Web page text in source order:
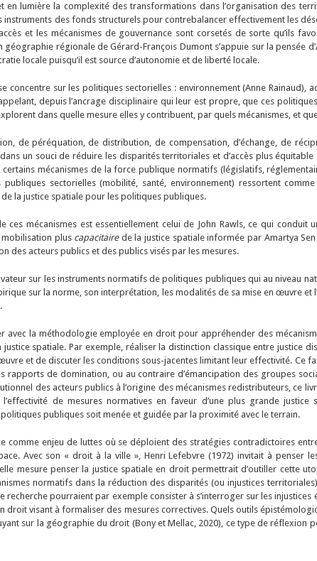
en lumière la complexité des transformations dans l’organisation des
instruments des fonds structurels pour contrebalancer effectivement les
et les mécanismes de gouvernance sont corsetés de sorte qu’ils
régionale de Gérard-François Dumont s’appuie sur la pensée
locale puisqu’il est source d’autonomie et de liberté locale.
concentre sur les politiques sectorielles : environnement (Anne Rainaud),
depuis l’ancrage disciplinaire qui leur est propre, que ces
dans quelle mesure elles y contribuent, par quels mécanismes, et
de péréquation, de distribution, de compensation, d’échange, de
un souci de réduire les disparités territoriales et d’accès plus
mécanismes de la force publique normatifs (législatifs,
sectorielles (mobilité, santé, environnement) ressortent
la justice spatiale pour les politiques publiques.
mécanismes est essentiellement celui de John Rawls, ce qui conduit
plus capacitairede la justice spatiale informée par Amartya
des acteurs publics et des publics visés par les mesures.
sur les instruments normatifs de politiques publiques qui au niveau
sur la norme, son interprétation, les modalités de sa mise en œuvre et
la méthodologie employée en droit pour appréhender des
spatiale. Par exemple, réaliser la distinction classique entre justice
et de discuter les conditions sous-jacentes limitant leur effectivité. Ce
de domination, ou au contraire d’émancipation des groupes
des acteurs publics à l’origine des mécanismes redistributeurs, ce
de mesures normatives en faveur d’une plus grande justice
publiques soit menée et guidée par la proximité avec le terrain.
comme enjeu de luttes où se déploient des stratégies contradictoires
Avec son « droit à la ville », Henri Lefebvre (1972) invitait à penser
mesure penser la justice spatiale en droit permettrait d’outiller cette
normatifs dans la réduction des disparités (ou injustices
recherche pourraient par exemple consister à s’interroger sur les
droit visant à formaliser des mesures correctives. Quels outils
sur la géographie du droit (Bony et Mellac, 2020), ce type de réflexion